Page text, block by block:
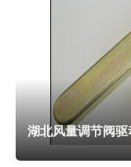
秒，适用于大多数暖
大管径阀门关闭时需
构，可通过更换齿轮
行机构的动作速度与
节。实际选型时，应
择合适的速度。
湖北风量调节阀